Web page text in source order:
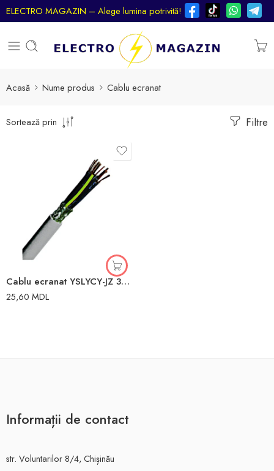
ELECTRO MAGAZIN – Alege lumina potrivită!
Acasă Nume produs Cablu ecranat
Filtre
Sortează prin
Cablu ecranat YSLYCY-JZ 3×1,5mm
25,60 MDL
Informații de contact
str. Voluntarilor 8/4, Chișinău